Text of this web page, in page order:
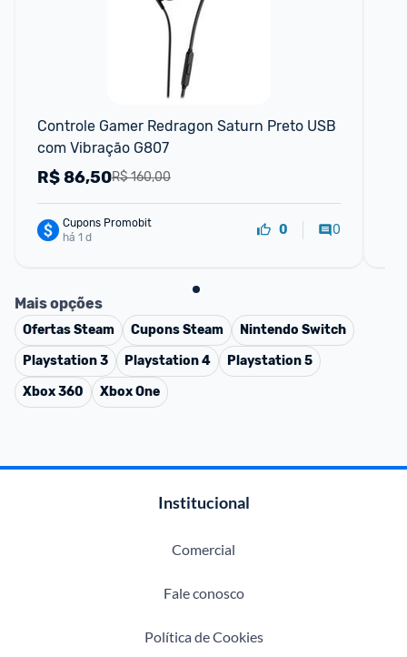
Controle Gamer Redragon Saturn Preto USB
com Vibração G807
R$ 160,00
R$86,50
Cupons Promobit
há 1 d
0 0
Mais opções
OfertasSteam CuponsSteam
Nintendo Switch
Playstation 3
Playstation 4
Playstation 5
Xbox 360
Xbox One
Institucional
Comercial
Fale conosco
Política de Cookies